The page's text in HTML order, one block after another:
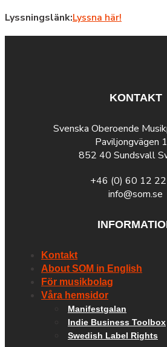
Lyssningslänk:Lyssna här!
KONTAKT
Svenska Oberoende
Paviljongvägen
852 40 Sundsvall
+46 (0) 60 12
info@som.se
Kontakt
About SOM in English
För musikbolag
Våra hemsidor
Manifestgalan
Indie Business Toolbox
Swedish Label Rights